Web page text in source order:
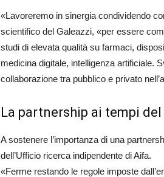
«Lavoreremo in sinergia condividendo
scientifico del Galeazzi, «per essere
studi di elevata qualità su farmaci,
medicina digitale, intelligenza artificiale.
collaborazione tra pubblico e privato
La partnership ai tempi del
A sostenere l’importanza di una
dell’Ufficio ricerca indipendente di Aifa.
«Ferme restando le regole imposte